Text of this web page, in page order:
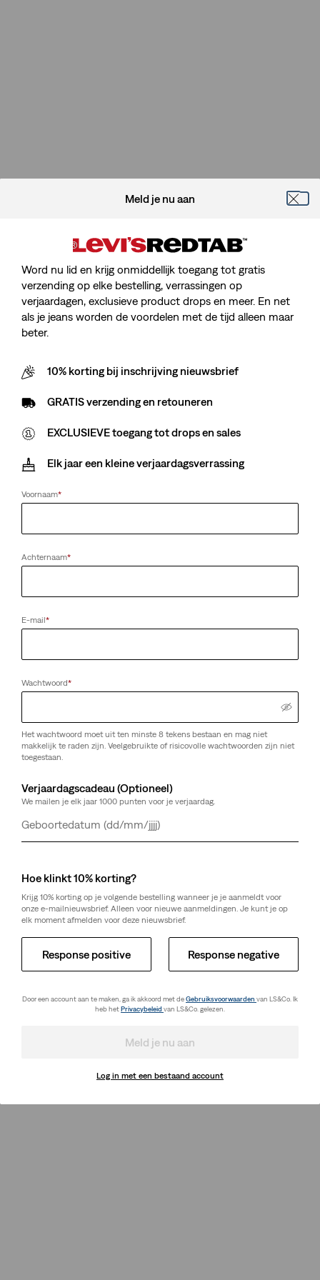
Meld je nu aan
Word nu lid en krijg onmiddellijk toegang tot gratis
verzending op elke bestelling, verrassingen op
verjaardagen, exclusieve product drops en meer. En net
als je jeans worden de voordelen met de tijd alleen maar
beter.
10% korting bij inschrijving nieuwsbrief
GRATIS verzending en retouneren
EXCLUSIEVE toegang tot drops en sales
Elk jaar een kleine verjaardagsverrassing
Voornaam*
Achternaam*
E-mail*
Wachtwoord*
Het wachtwoord moet uit ten minste 8 tekens bestaan en mag niet
makkelijk te raden zijn. Veelgebruikte of risicovolle wachtwoorden zijn niet
toegestaan.
Verjaardagscadeau (Optioneel)
We mailen je elk jaar 1000 punten voor je verjaardag.
Dag
Maand
Jaar
Hoe klinkt 10% korting?
Krijg 10% korting op je volgende bestelling wanneer je je aanmeldt voor
onze e-mailnieuwsbrief. Alleen voor nieuwe aanmeldingen. Je kunt je op
elk moment afmelden voor deze nieuwsbrief.
Response positive Response negative
Door een account aan te maken, ga ik akkoord met deGebruiksvoorwaarden van LS&Co. Ik
heb hetPrivacybeleid van LS&Co. gelezen.
Meld je nu aan
Log in met een bestaand account